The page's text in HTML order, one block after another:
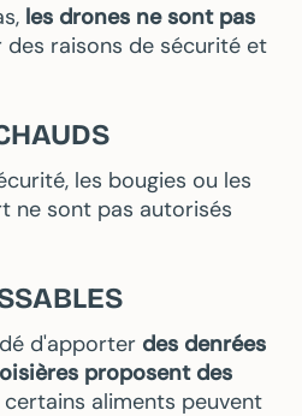
les drones ne sont pas
des raisons de sécurité et
les bougies ou les
ne sont pas autorisés
d'apporter des denrées
proposent des
certains aliments peuvent